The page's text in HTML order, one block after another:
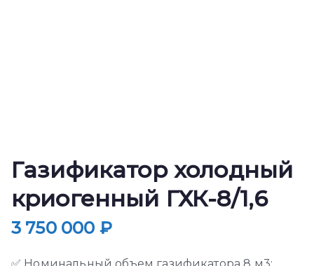
Газификатор холодный
криогенный ГХК-8/1,6
3 750 000 ₽